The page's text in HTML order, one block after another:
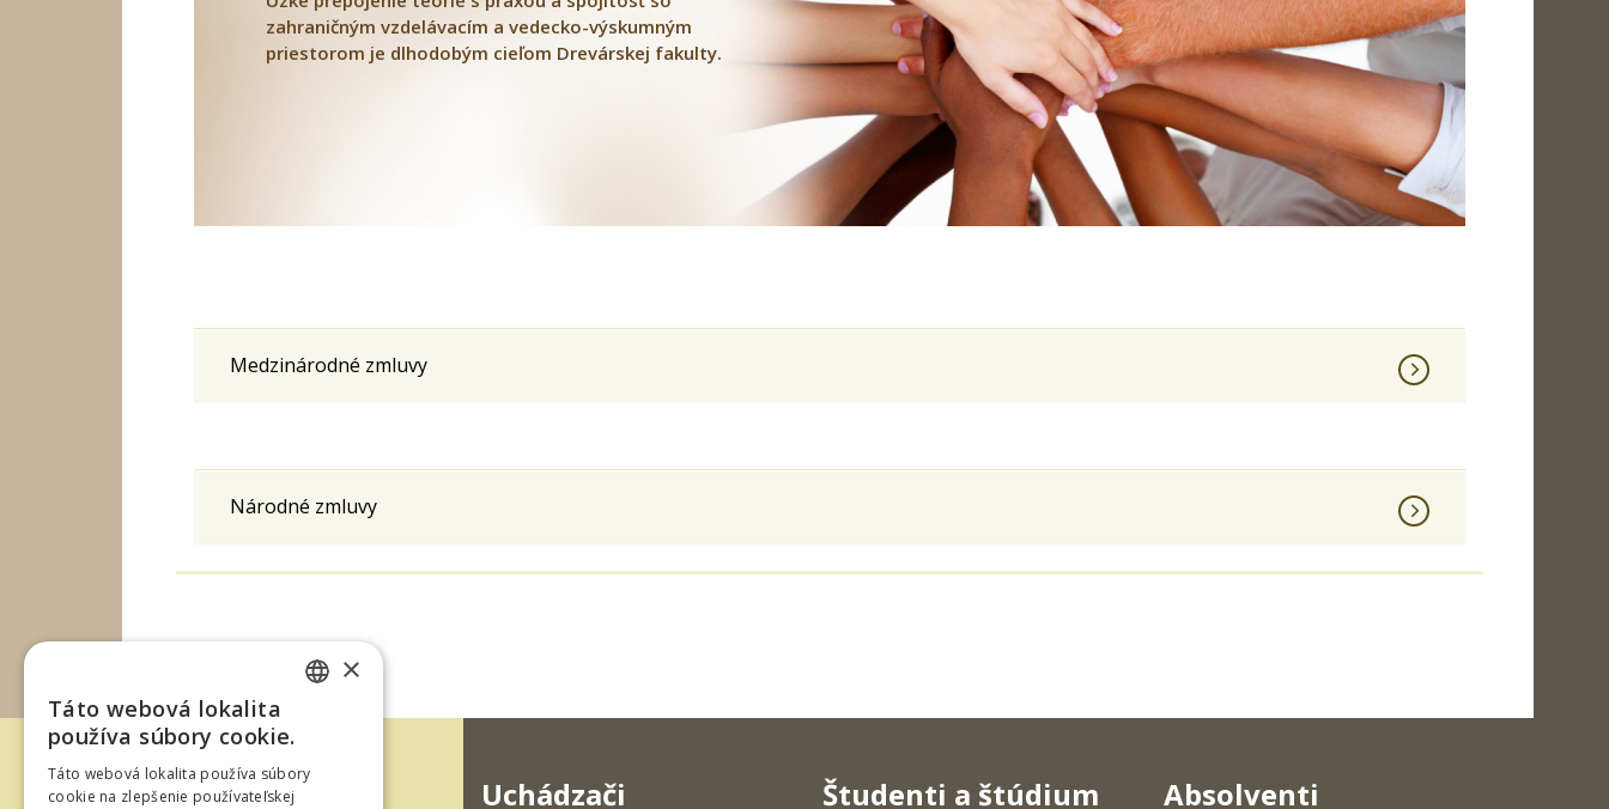
zahraničným vzdelávacím a vedecko-výskumným
priestorom je dlhodobým cieľom Drevárskej fakulty.
Medzinárodné zmluvy
Národné zmluvy
Uchádzači Študenti a štúdium Absolventi
×
Táto webová lokalita
používa súbory cookie.
Táto webová lokalita používa súbory
cookie na zlepšenie používateľskej